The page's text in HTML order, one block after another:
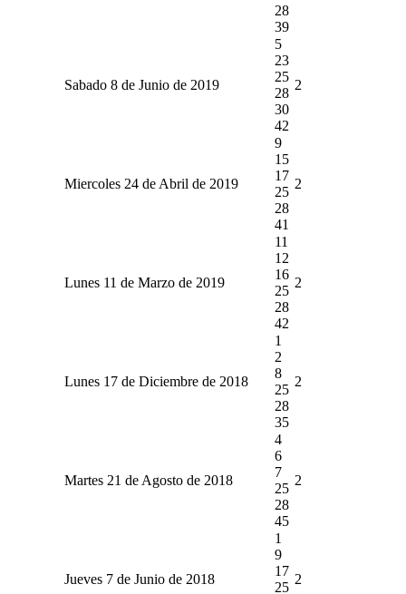
28
39
Sabado 8 de Junio de 2019
5
23
25
28
30
42
2
Miercoles 24 de Abril de 2019
9
15
17
25
28
41
2
Lunes 11 de Marzo de 2019
11
12
16
25
28
42
2
Lunes 17 de Diciembre de 2018
1
2
8
25
28
35
2
Martes 21 de Agosto de 2018
4
6
7
25
28
45
2
Jueves 7 de Junio de 2018
1
9
17
25
2